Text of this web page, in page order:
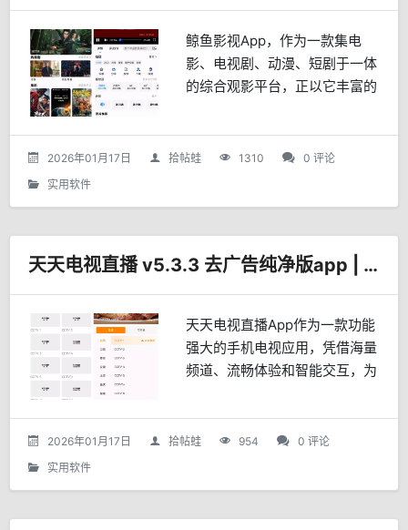
鲸鱼影视App，作为一款集电
影、电视剧、动漫、短剧于一体
的综合观影平台，正以它丰富的
性化的观影体验，引领着观影新
风尚。一、海量资源，应有尽有
2026年01月17日 拾帖蛙 1310
0 评论
实用软件
天天电视直播 v5.3.3 去广告纯净版app | 畅享全国精彩直播
天天电视直播App作为一款功能
强大的手机电视应用，凭借海量
频道、流畅体验和智能交互，为
眼底”的极致观影体验。无论您
是追剧达人、体育迷还是新闻爱
2026年01月17日 拾帖蛙 954
0 评论
实用软件